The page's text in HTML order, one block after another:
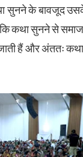
सुनने के बावजूद
कथा सुनने से समाज
हैं और अंततः